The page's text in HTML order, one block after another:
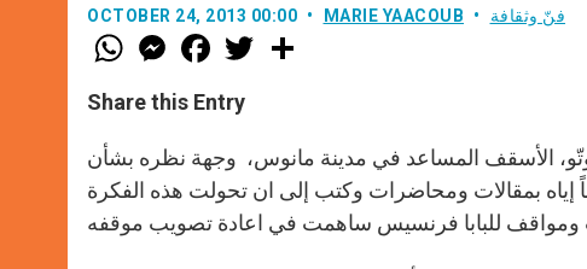
OCTOBER 24, 2013 00:00 MARIE YAACOUB فنّ وثقافة
W
h
t
s
p
p
M
e
s
e
g
e
r
F
a
e
b
o
k
w
r
Share this Entry
الأسقف المساعد في مدينة مانوس، وجهة نظره بشأن
إياه بمقالات ومحاضرات وكتب إلى ان تحولت هذه الفكرة